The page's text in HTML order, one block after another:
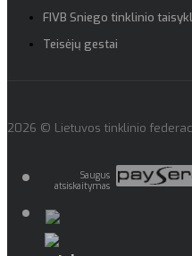
FIVB Sniego tinklinio
Teisėjų gestai
2026 © Lietuvos tinklinio
Saugus
atsiskaitymas